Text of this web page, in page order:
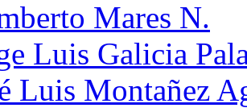
Mares N.
Luis Galicia
Luis Montañez